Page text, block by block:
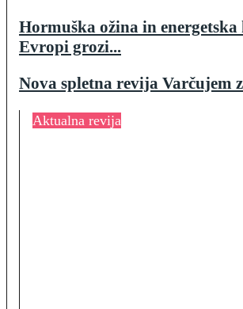
Hormuška ožina in
Evropi grozi...
Nova spletna revija Varčujem
Aktualna revija